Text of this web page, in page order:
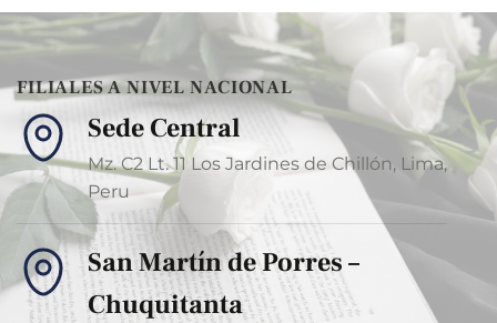
FILIALES A NIVEL NACIONAL
Sede Central
Mz. C2 Lt. 11 Los Jardines de Chillón, Lima,
Peru
San Martín de Porres –
Chuquitanta